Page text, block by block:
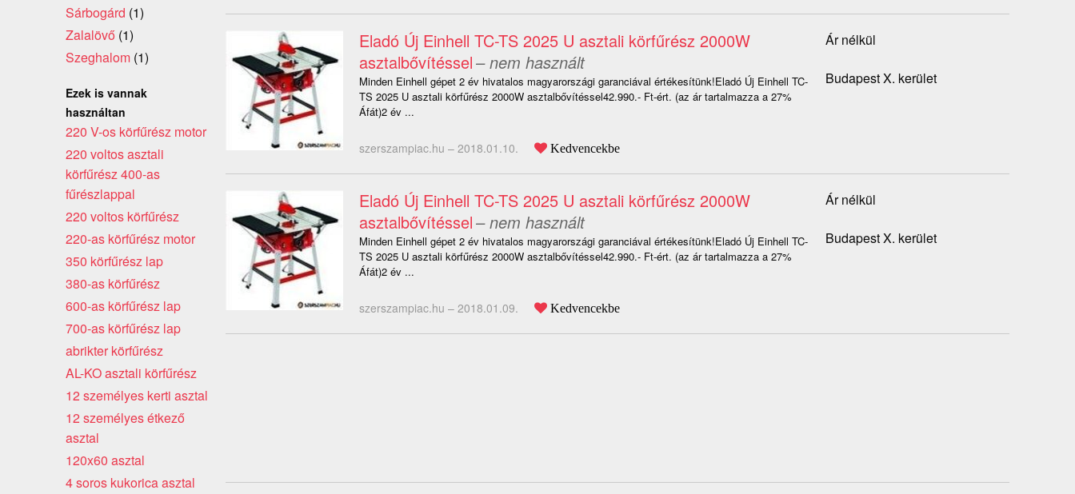
Eladó Új Einhell TC-TS 2025 U asztali körfűrész 2000W
asztalbővítéssel– nem használt
Minden Einhell gépet 2 év hivatalos magyarországi garanciával értékesítünk!Eladó Új Einhell TC-
TS 2025 U asztali körfűrész 2000W asztalbővítéssel42.990.- Ft-ért. (az ár tartalmazza a 27%
Áfát)2 év ...
szerszampiac.hu – 2018.01.10. Kedvencekbe
Ár nélkül
Budapest X. kerület
Eladó Új Einhell TC-TS 2025 U asztali körfűrész 2000W
asztalbővítéssel– nem használt
Minden Einhell gépet 2 év hivatalos magyarországi garanciával értékesítünk!Eladó Új Einhell TC-
TS 2025 U asztali körfűrész 2000W asztalbővítéssel42.990.- Ft-ért. (az ár tartalmazza a 27%
Áfát)2 év ...
szerszampiac.hu – 2018.01.09. Kedvencekbe
Ár nélkül
Budapest X. kerület
Sárbogárd (1)
Zalalövő (1)
Szeghalom (1)
Ezek is vannak
használtan
220 V-os körfűrész motor
220 voltos asztali
körfűrész 400-as
fűrészlappal
220 voltos körfűrész
220-as körfűrész motor
350 körfűrész lap
380-as körfűrész
600-as körfűrész lap
700-as körfűrész lap
abrikter körfűrész
AL-KO asztali körfűrész
12 személyes kerti asztal
12 személyes étkező
asztal
120x60 asztal
4 soros kukorica asztal